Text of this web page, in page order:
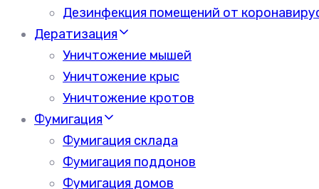
Дезинфекция помещений от
Дератизация
Уничтожение мышей
Уничтожение крыс
Уничтожение кротов
Фумигация
Фумигация склада
Фумигация поддонов
Фумигация домов